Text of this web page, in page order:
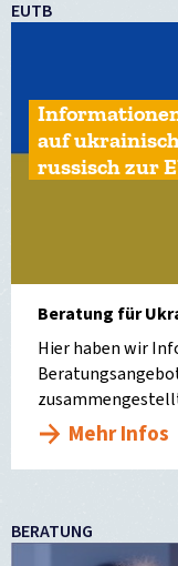
EUTB
auf
russisch zur
Beratung für
Hier haben wir
Mehr Infos
BERATUNG